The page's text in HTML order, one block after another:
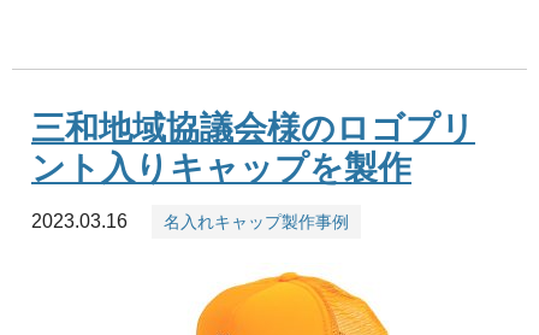
三和地域協議会様のロゴプリ
ント入りキャップを製作
2023.03.16 名入れキャップ製作事例